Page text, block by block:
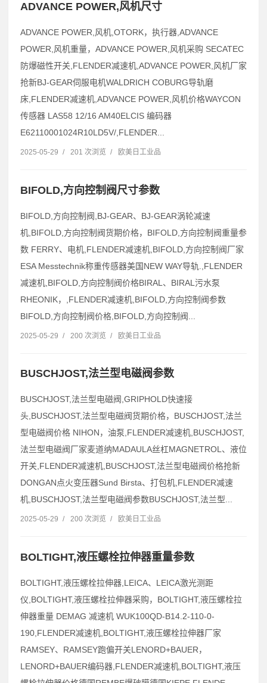
ADVANCE POWER,风机尺寸
ADVANCE POWER,风机,OTORK，执行器,ADVANCE
POWER,风机重量，ADVANCE POWER,风机采购 SECATEC
防爆磁性开关,FLENDER减速机,ADVANCE POWER,风机厂家
抢新BJ-GEAR伺服电机WALDRICH COBURG导轨磨
床,FLENDER减速机,ADVANCE POWER,风机价格WAYCON
传感器 LAS58 12/16 AM40ELCIS 编码器
E62110001024R10LD5V/,FLENDER...
2025-05-29 / 201 次浏览 / 欧美日工业品
BIFOLD,方向控制阀尺寸参数
BIFOLD,方向控制阀,BJ-GEAR、BJ-GEAR涡轮减速
机,BIFOLD,方向控制阀货期价格，BIFOLD,方向控制阀重量参
数 FERRY、电机,FLENDER减速机,BIFOLD,方向控制阀厂家
ESA Messtechnik称重传感器美国NEW WAY导轨.,FLENDER
减速机,BIFOLD,方向控制阀价格BIRAL、BIRAL污水泵
RHEONIK，,FLENDER减速机,BIFOLD,方向控制阀参数
BIFOLD,方向控制阀价格,BIFOLD,方向控制阀...
2025-05-29 / 200 次浏览 / 欧美日工业品
BUSCHJOST,法兰型电磁阀参数
BUSCHJOST,法兰型电磁阀,GRIPHOLD快速接
头,BUSCHJOST,法兰型电磁阀货期价格，BUSCHJOST,法兰
型电磁阀价格 NIHON，油泵,FLENDER减速机,BUSCHJOST,
法兰型电磁阀厂家麦道纳MADAULA丝杠MAGNETROL、液位
开关,FLENDER减速机,BUSCHJOST,法兰型电磁阀价格抢新
DONGAN点火变压器Sund Birsta、打包机,FLENDER减速
机,BUSCHJOST,法兰型电磁阀参数BUSCHJOST,法兰型...
2025-05-29 / 200 次浏览 / 欧美日工业品
BOLTIGHT,液压螺栓拉伸器重量参数
BOLTIGHT,液压螺栓拉伸器,LEICA、LEICA激光测距
仪,BOLTIGHT,液压螺栓拉伸器采购，BOLTIGHT,液压螺栓拉
伸器重量 DEMAG 减速机 WUK100QD-B14.2-110-0-
190,FLENDER减速机,BOLTIGHT,液压螺栓拉伸器厂家
RAMSEY、RAMSEY跑偏开关LENORD+BAUER，
LENORD+BAUER编码器,FLENDER减速机,BOLTIGHT,液压